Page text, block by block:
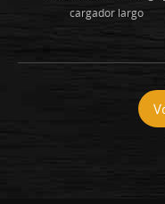
cargador largo